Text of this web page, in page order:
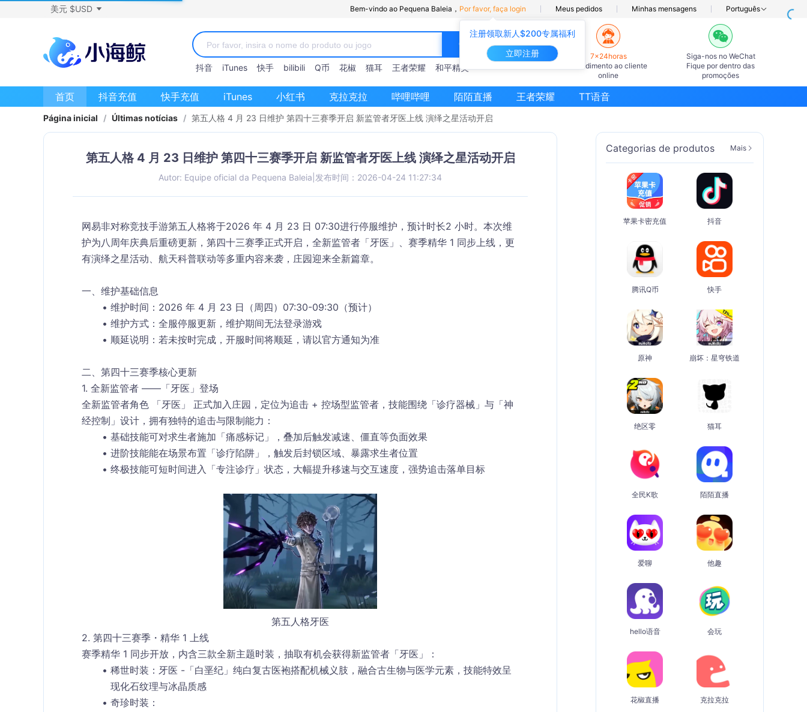
注册领取新人$200专属福利
立即注册
美元 $USD Bem-vindo ao Pequena Baleia， Por favor, faça login Meus pedidos Minhas mensagens Português
抖音 iTunes 快手 bilibili Q币 花椒 猫耳 王者荣耀 和平精英
7×24horas
Atendimento ao cliente
online
Siga-nos no WeChat
Fique por dentro das
promoções
首页 抖音充值 快手充值 iTunes 小红书 克拉克拉 哔哩哔哩 陌陌直播 王者荣耀 TT语音
Página inicial / Últimas notícias / 第五人格 4 月 23 日维护 第四十三赛季开启 新监管者牙医上线 演绎之星活动开启
第五人格 4 月 23 日维护 第四十三赛季开启 新监管者牙医上线 演绎之星活动开启
Autor: Equipe oficial da Pequena Baleia 发布时间：2026-04-24 11:27:34
网易非对称竞技手游第五人格将于2026 年 4 月 23 日 07:30进行停服维护，预计时长2 小时。本次维
护为八周年庆典后重磅更新， 第四十三赛季正式开启 ，全新监管者「牙医」、赛季精华 1 同步上线，更
有演绎之星活动、航天科普联动等多重内容来袭，庄园迎来全新篇章。
一、维护基础信息
维护时间 ：2026 年 4 月 23 日（周四）07:30-09:30（预计）
维护方式：全服停服更新，维护期间无法登录游戏
顺延说明 ：若未按时完成，开服时间将顺延，请以官方通知为准
二、第四十三赛季核心更新
1. 全新监管者 ——「牙医」登场
全新监管者角色 「牙医」 正式加入庄园，定位为追击 + 控场型监管者，技能围绕「诊疗器械」与「神
经控制」设计，拥有独特的追击与限制能力：
基础技能可对求生者施加「痛感标记」，叠加后触发减速、僵直等负面效果
进阶技能能在场景布置「诊疗陷阱」，触发后封锁区域、暴露求生者位置
终极技能可短时间进入「专注诊疗」状态，大幅提升移速与交互速度，强势追击落单目标
第五人格牙医
2. 第四十三赛季・精华 1 上线
赛季精华 1 同步开放，内含三款全新主题时装，抽取有机会获得新监管者「牙医」：
稀世时装 ：牙医 -「白垩纪」纯白复古医袍搭配机械义肢，融合古生物与医学元素，技能特效呈
现化石纹理与冰晶质感
奇珍时装 ：
Categorias de produtos Mais
苹果卡密充值 抖音
腾讯Q币 快手
原神 崩坏：星穹铁道
绝区零 猫耳
全民K歌 陌陌直播
爱聊 他趣
hello语音 会玩
花椒直播 克拉克拉